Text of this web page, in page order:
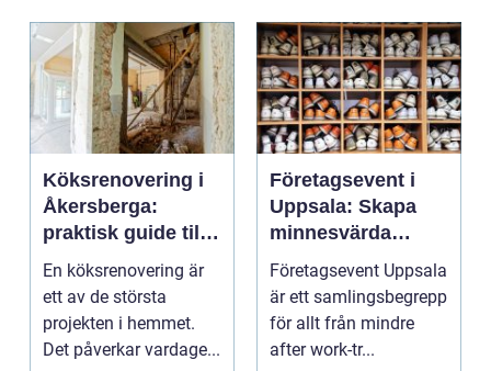
Köksrenovering i
Åkersberga:
praktisk guide till
ett smartare kök
En köksrenovering är
ett av de största
projekten i hemmet.
Det påverkar vardage...
Företagsevent i
Uppsala: Skapa
minnesvärda
möten som bygger
starkare team
Företagsevent Uppsala
är ett samlingsbegrepp
för allt från mindre
after work-tr...